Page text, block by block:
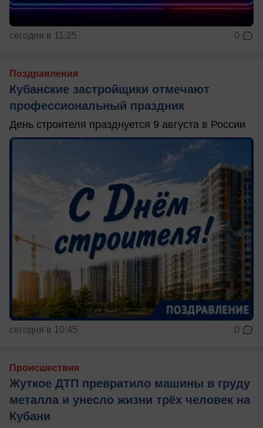
сегодня в 11:25 0
Поздравления
Кубанские застройщики отмечают
профессиональный праздник
День строителя празднуется 9 августа в России
сегодня в 10:45 0
Происшествия
Жуткое ДТП превратило машины в груду
металла и унесло жизни трёх человек на
Кубани